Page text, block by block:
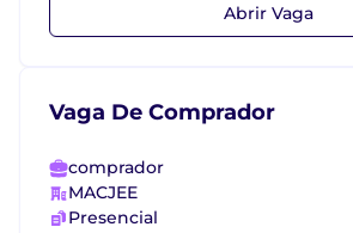
Abrir Vaga
Vaga De Comprador
comprador
MACJEE
Presencial